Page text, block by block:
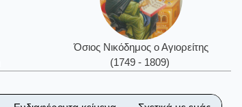
Όσιος Νικόδημος ο Αγιορείτης
(1749 - 1809)